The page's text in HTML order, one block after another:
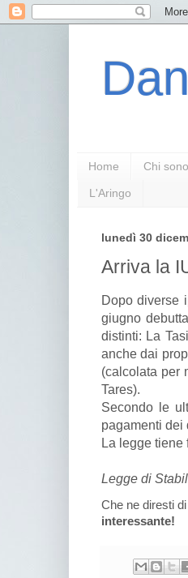
Home Chi sono
L'Aringo
lunedì 30
Arriva la
Dopo diverse
giugno
distinti: La
anche dai
(calcolata per
Tares).
Secondo le
pagamenti dei
La legge tiene
Legge di
Che ne diresti di
interessante!